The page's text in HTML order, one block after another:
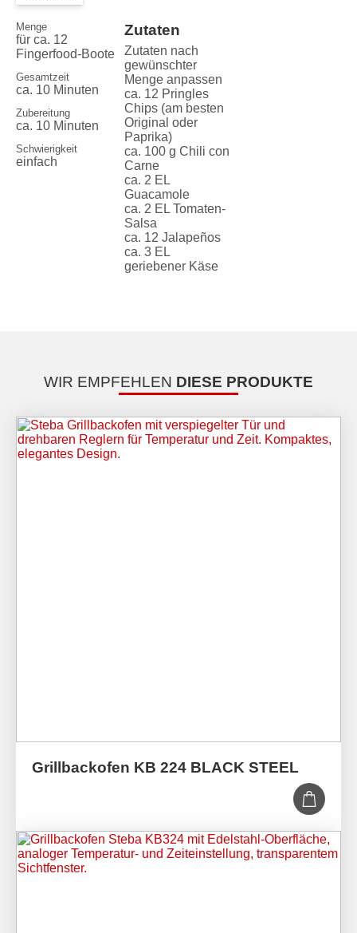
Menge
für ca. 12
Fingerfood-Boote
Gesamtzeit
ca. 10 Minuten
Zubereitung
ca. 10 Minuten
Schwierigkeit
einfach
Zutaten
Zutaten nach
gewünschter
Menge anpassen
ca. 12 Pringles
Chips (am besten
Original oder
Paprika)
ca. 100 g Chili con
Carne
ca. 2 EL
Guacamole
ca. 2 EL Tomaten-
Salsa
ca. 12 Jalapeños
ca. 3 EL
geriebener Käse
WIR EMPFEHLEN DIESE PRODUKTE
Grillbackofen KB 224 BLACK STEEL